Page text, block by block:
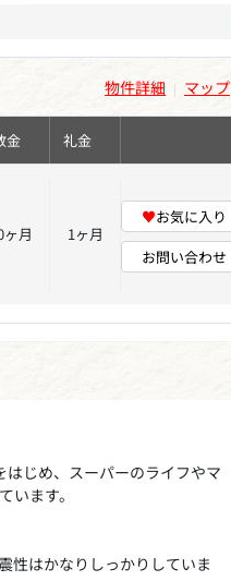
物件詳細 | マップ
金 礼金
ヶ月 1ヶ月
♥お気に入り
お問い合わせ
じめ、スーパーのライフやマ
ます。
性はかなりしっかりしていま